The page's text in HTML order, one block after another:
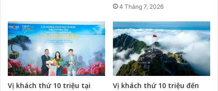
4 Tháng 7, 2026
Vị khách thứ 10 triệu tại
Vị khách thứ 10 triệu đến